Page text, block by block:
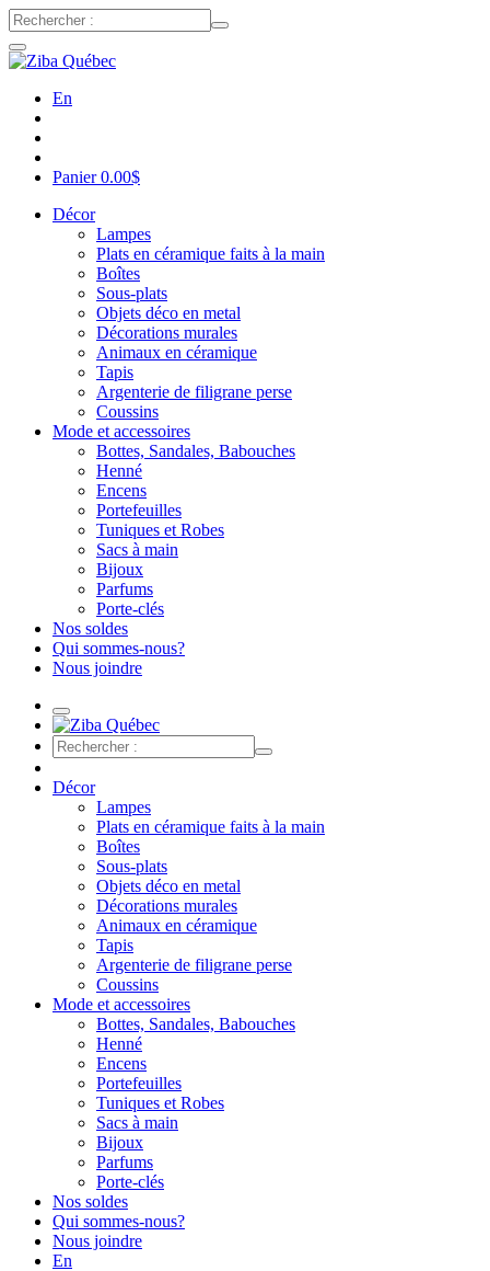
En
Panier0.00$
Décor
Lampes
Plats en céramique faits à la main
Boîtes
Sous-plats
Objets déco en metal
Décorations murales
Animaux en céramique
Tapis
Argenterie de filigrane perse
Coussins
Mode et accessoires
Bottes, Sandales, Babouches
Henné
Encens
Portefeuilles
Tuniques et Robes
Sacs à main
Bijoux
Parfums
Porte-clés
Nos soldes
Qui sommes-nous?
Nous joindre
Décor
Lampes
Plats en céramique faits à la main
Boîtes
Sous-plats
Objets déco en metal
Décorations murales
Animaux en céramique
Tapis
Argenterie de filigrane perse
Coussins
Mode et accessoires
Bottes, Sandales, Babouches
Henné
Encens
Portefeuilles
Tuniques et Robes
Sacs à main
Bijoux
Parfums
Porte-clés
Nos soldes
Qui sommes-nous?
Nous joindre
En